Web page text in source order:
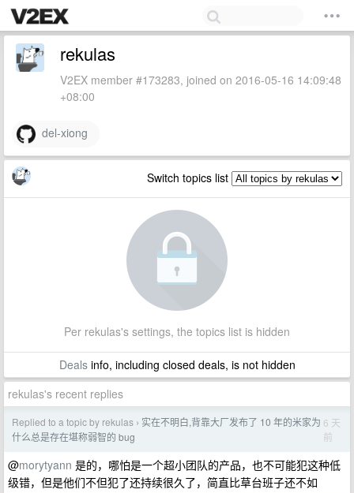
rekulas
V2EX member #173283, joined on 2016-05-16 14:09:48
+08:00
del-xiong
Switch topics list
Per rekulas's settings, the topics list is hidden
Dealsinfo, including closed deals, is not hidden
rekulas's recent replies
Replied to a topic by rekulas › 实在不明白,背靠大厂发布了 10 年的米家为
什么总是存在堪称弱智的 bug
6 天
前
@morytyann 是的，哪怕是一个超小团队的产品，也不可能犯这种低
级错，但是他们不但犯了还持续很久了，简直比草台班子还不如